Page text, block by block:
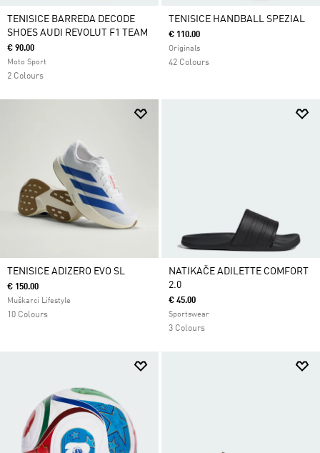
TENISICE BARREDA DECODE
SHOES AUDI REVOLUT F1 TEAM
€ 90.00
Moto Sport
2 Colours
TENISICE HANDBALL SPEZIAL
€ 110.00
Originals
42 Colours
TENISICE ADIZERO EVO SL
€ 150.00
Muškarci Lifestyle
10 Colours
NATIKAČE ADILETTE COMFORT
2.0
€ 45.00
Sportswear
3 Colours